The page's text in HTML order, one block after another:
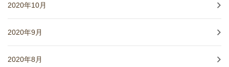
2020年10月
2020年9月
2020年8月